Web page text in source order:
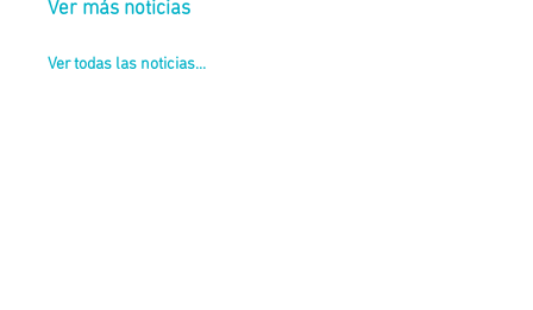
Ver más noticias
Ver todas las noticias...